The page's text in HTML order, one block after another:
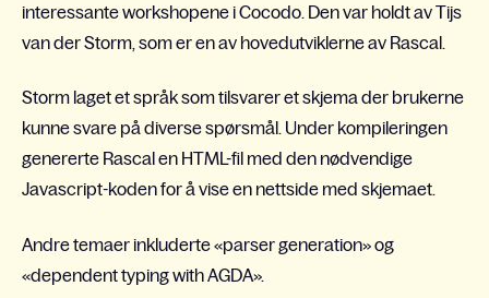
interessante workshopene i Cocodo. Den var holdt av Tijs
van der Storm, som er en av hovedutviklerne av Rascal.
Storm laget et språk som tilsvarer et skjema der brukerne
kunne svare på diverse spørsmål. Under kompileringen
genererte Rascal en HTML-fil med den nødvendige
Javascript-koden for å vise en nettside med skjemaet.
Andre temaer inkluderte «parser generation» og
«dependent typing with AGDA».